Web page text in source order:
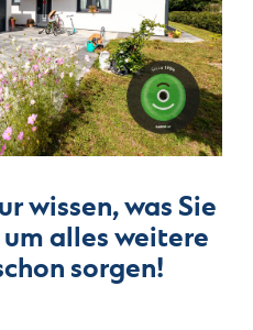
wissen, was Sie
alles weitere
sorgen!